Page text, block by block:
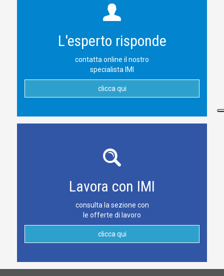
L'esperto risponde
contatta online il nostro
specialista IMI
clicca qui
Lavora con IMI
consulta la sezione con
le offerte di lavoro
clicca qui